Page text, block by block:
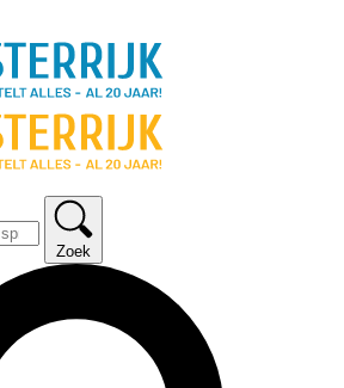
Zoek